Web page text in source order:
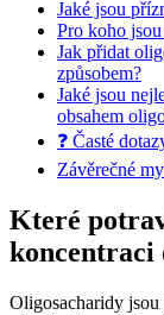
Jaké jsou
Pro koho
Jak přidat
způsobem?
Jaké jsou
obsahem
❓ Časté
Závěrečné
Které
koncentraci
Oligosacharidy jsou